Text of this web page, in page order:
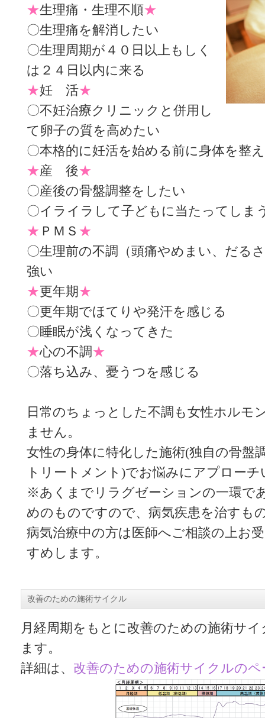
★生理痛・生理不順★
〇生理痛を解消したい
〇生理周期が４０日以上もしく
は２４日以内に来る
★妊 活★
〇不妊治療クリニックと併用し
て卵子の質を高めたい
〇本格的に妊活を始める前に身体を整
★産 後★
〇産後の骨盤調整をしたい
〇イライラして子どもに当たってしま
★ ＰＭＳ ★
〇生理前の不調（頭痛やめまい、だる
強い
★更年期 ★
〇更年期でほてりや発汗を感じる
〇睡眠が浅くなってきた
★心の不調 ★
〇落ち込み、憂うつを感じる
日常のちょっとした不調も女性ホルモ
ません。
女性の身体に特化した施術(独自の骨盤
トリートメント)でお悩みにアプロー
※あくまでリラグゼーションの一環で
めのものですので、病気疾患を治すも
病気治療中の方は医師へご相談の上お
すめします。
改善のための施術サイクル
月経周期をもとに改善のための施術サ
ます。
詳細は、 改善のための施術サイクルの